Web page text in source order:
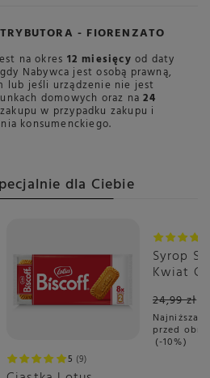
- FIORENZATO
na okres 12 miesięcy od daty
Nabywca jest osobą prawną,
lub jeśli urządzenie nie jest
domowych oraz na24
w przypadku zakupu i
konsumenckiego.
dla Ciebie
5 9
Syrop
Kwiat
24,99 zł
Najniższa
przed
-10%